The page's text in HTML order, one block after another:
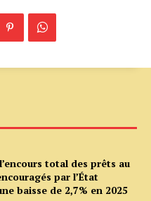
total des prêts au
par l’État
baisse de 2,7% en 2025